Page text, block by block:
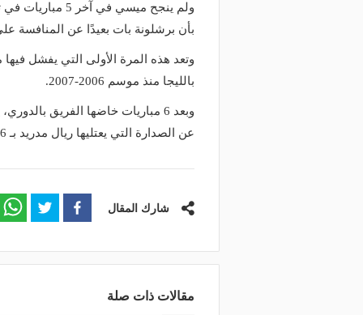
ولم ينجح ميسي
بأن برشلونة بات بعيدًا عن المنافسة
بالليجا منذ موسم 2006-2007.
عن الصدارة التي يعتليها ريال مدريد بـ 16 نقطة علمًا بأن برشلونة لعب مباراة أقل.
شارك المقال
مقالات ذات صلة